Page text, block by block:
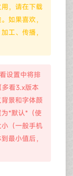
，请在下载
如果喜欢，
工、传播，
设置中将排
看3.x版本
景和字体颜
*默认*（使
（一般手机
最小值后，